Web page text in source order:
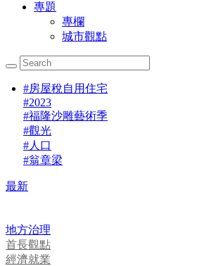
專題
專欄
城市觀點
#房屋稅自用住宅
#2023
#福隆沙雕藝術季
#觀光
#人口
#翁章梁
最新
地方治理
首長觀點
經濟就業